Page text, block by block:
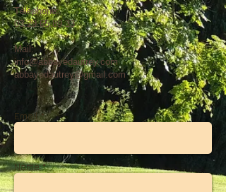
Téléphone:
03.29.65.89.33
Mail:
info@abbayedautrey.com
abbayedautrey@gmail.com
Email *
Name *